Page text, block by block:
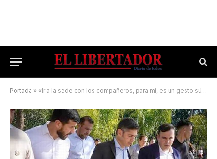
Portada » «Ir a la sede con los compañeros, para mí, es un gesto súper necesario»